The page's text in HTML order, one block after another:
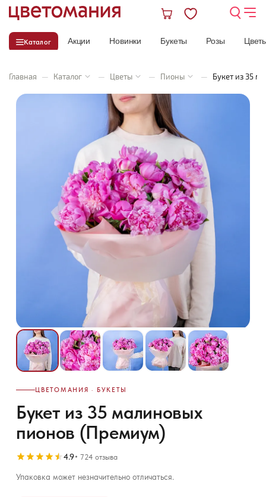
Каталог Акции Новинки Букеты Розы
Главная — Каталог — Цветы — Пионы — Букет из 35
ЦВЕТОМАНИЯ · БУКЕТЫ
Букет из 35 малиновых
пионов (Премиум)
4.9 724 отзыва
Упаковка может незначительно отличаться.